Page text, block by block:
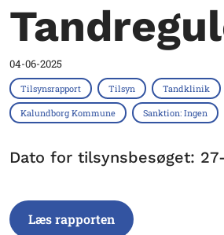
04-06-2025
Tilsynsrapport Tilsyn Tandklinik
Kalundborg Kommune Sanktion: Ingen
Dato for tilsynsbesøget:
Læs rapporten